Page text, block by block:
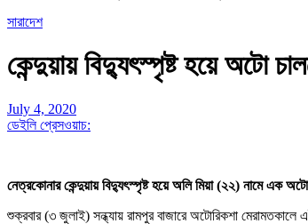
সারাদেশ
কেন্দুয়ায় বিদ্যুৎস্পৃষ্ট হয়ে অটো
July 4, 2020
ডেইলি প্রেসওয়াচ:
নেত্রকোনার কেন্দুয়ায় বিদ্যুৎস্পৃষ্ট হয়ে অলি মিয়া (২২) নামে এক
শুক্রবার (৩ জুলাই) সন্ধ্যায় রামপুর বাজারে অটোরিকশা